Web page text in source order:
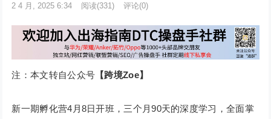
2 4 月, 2025 6:34 阅读(331) 评论(0)
注：本文转自公众号 【跨境Zoe】
新一期孵化营4月8日开班，三个月90天的深度学习，全面掌